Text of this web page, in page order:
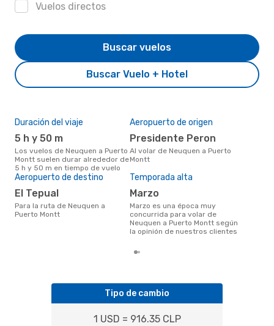
Vuelos directos
Buscar Vuelo + Hotel
Buscar vuelos
Duración del viaje
5 h y 50 m
Los vuelos de Neuquen a Puerto
Montt suelen durar alrededor de
5 h y 50 m en tiempo de vuelo
Aeropuerto de origen
Presidente Peron
Al volar de Neuquen a Puerto
Montt
Aeropuerto de destino
El Tepual
Para la ruta de Neuquen a
Puerto Montt
Temporada alta
marzo
marzo es una época muy
concurrida para volar de
Neuquen a Puerto Montt según
la opinión de nuestros clientes
Tipo de cambio
1 USD = 916.35 CLP